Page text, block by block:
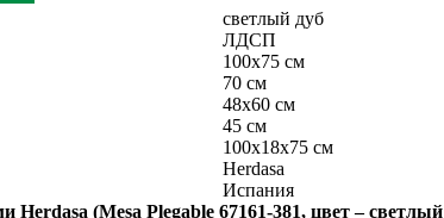
светлый дуб
ЛДСП
100х75 см
70 см
48х60 см
45 см
100х18х75 см
Herdasa
Испания
Herdasa (Mesa Plegable 67161-381, цвет – светлый